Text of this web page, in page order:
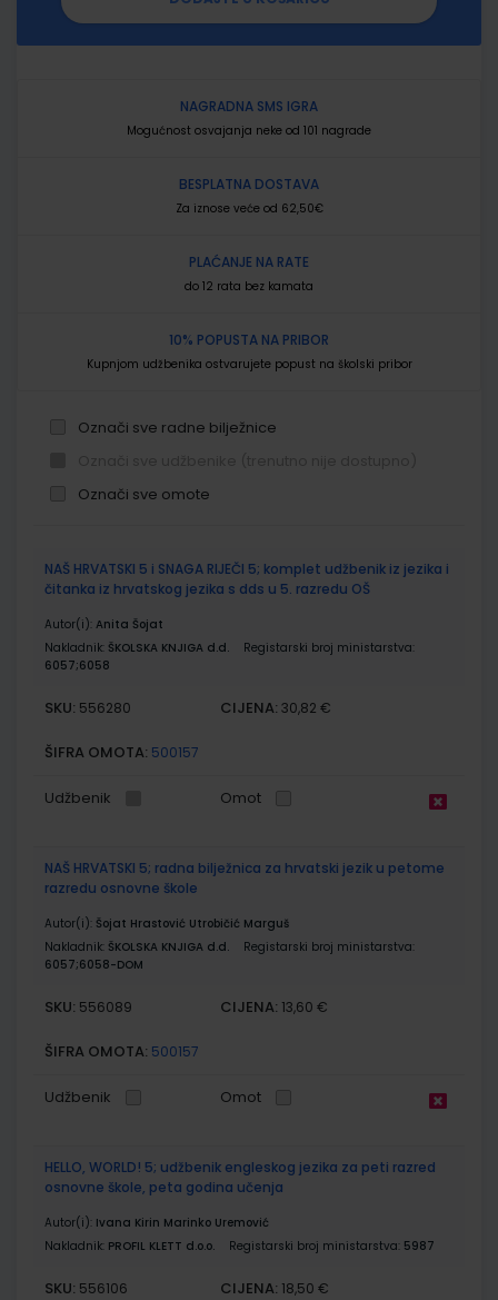
NAGRADNA SMS IGRA
Mogućnost osvajanja neke od 101 nagrade
BESPLATNA DOSTAVA
Za iznose veće od 62,50€
PLAĆANJE NA RATE
do 12 rata bez kamata
10% POPUSTA NA PRIBOR
Kupnjom udžbenika ostvarujete popust na školski pribor
Označi sve radne bilježnice
Označi sve omote
proizvodi
NAŠ HRVATSKI 5 i SNAGA RIJEČI 5; komplet udžbenik iz jezika i
čitanka iz hrvatskog jezika s dds u 5. razredu OŠ
Autor(i): Anita Šojat
Nakladnik: ŠKOLSKA KNJIGA d.d.
Registarski broj ministarstva:
6057;6058
SKU: 556280 CIJENA: 30,82 €
ŠIFRA OMOTA: 500157
Udžbenik Omot
NAŠ HRVATSKI 5; radna bilježnica za hrvatski jezik u petome
razredu osnovne škole
Autor(i): Šojat Hrastović Utrobičić Marguš
Nakladnik: ŠKOLSKA KNJIGA d.d.
Registarski broj ministarstva:
6057;6058-DOM
SKU: 556089 CIJENA: 13,60 €
ŠIFRA OMOTA: 500157
Udžbenik Omot
HELLO, WORLD! 5; udžbenik engleskog jezika za peti razred
osnovne škole, peta godina učenja
Autor(i): Ivana Kirin Marinko Uremović
Nakladnik: PROFIL KLETT d.o.o. Registarski broj ministarstva: 5987
SKU: 556106 CIJENA: 18,50 €